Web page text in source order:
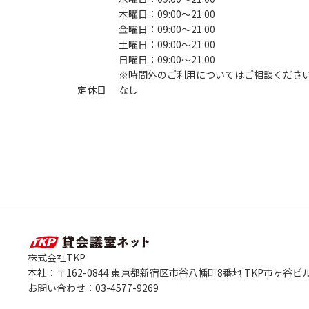
木曜日：09:00〜21:00
金曜日：09:00〜21:00
土曜日：09:00〜21:00
日曜日：09:00〜21:00
※時間外のご利用についてはご相談ください
定休日
なし
株式会社TKP
本社：〒162-0844 東京都新宿区市谷八幡町8番地 TKP市ヶ谷ビ
お問い合わせ：03-4577-9269